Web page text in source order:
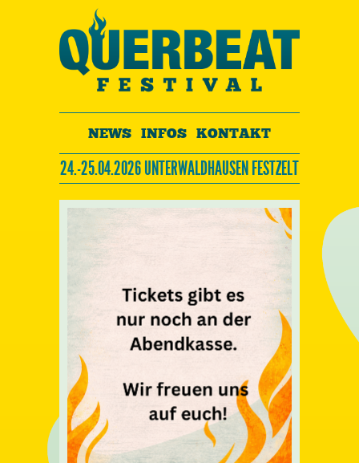
NEWS INFOS KONTAKT
24.-25.04.2026 UNTERWALDHAUSEN FESTZELT